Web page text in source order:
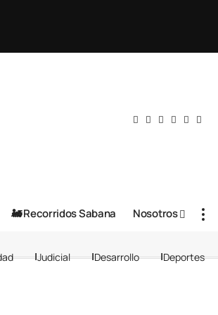
🚂 Recorridos Sabana Nosotros
Judicial Desarrollo Deportes